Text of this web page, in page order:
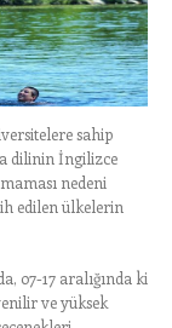
sahip
dilinin İngilizce
nedeni
edilen ülkelerin
07-17 aralığında ki
ve yüksek